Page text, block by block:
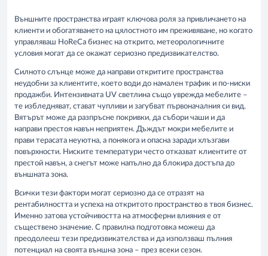
Външните пространства играят ключова роля за привличането на
клиенти и обогатяването на цялостното им преживяване, но когато
управляваш HoReCa бизнес на открито, метеорологичните
условия могат да се окажат сериозно предизвикателство.
Силното слънце може да направи откритите пространства
неудобни за клиентите, което води до намален трафик и по-ниски
продажби. Интензивната UV светлина също уврежда мебелите –
те избледняват, стават чупливи и загубват първоначалния си вид.
Вятърът може да разпръсне покривки, да събори чаши и да
направи престоя навън неприятен. Дъждът мокри мебелите и
прави терасата неуютна, а понякога и опасна заради хлъзгави
повърхности. Ниските температури често отказват клиентите от
престой навън, а снегът може напълно да блокира достъпа до
външната зона.
Всички тези фактори могат сериозно да се отразят на
рентабилността и успеха на откритото пространство в твоя бизнес.
Именно затова устойчивостта на атмосферни влияния е от
съществено значение. С правилна подготовка можеш да
преодолееш тези предизвикателства и да използваш пълния
потенциал на своята външна зона – през всеки сезон.